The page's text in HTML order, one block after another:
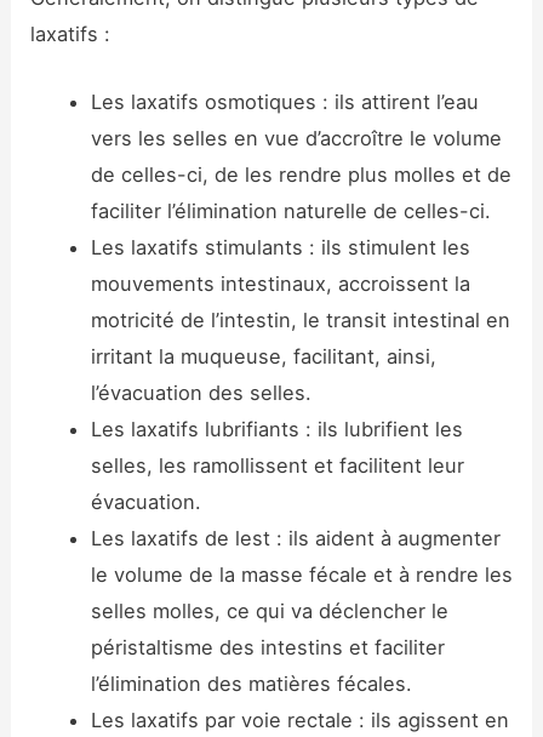
laxatifs :
Les laxatifs osmotiques : ils attirent l’eau
vers les selles en vue d’accroître le volume
de celles-ci, de les rendre plus molles et de
faciliter l’élimination naturelle de celles-ci.
Les laxatifs stimulants : ils stimulent les
mouvements intestinaux, accroissent la
motricité de l’intestin, le transit intestinal en
irritant la muqueuse, facilitant, ainsi,
l’évacuation des selles.
Les laxatifs lubrifiants : ils lubrifient les
selles, les ramollissent et facilitent leur
évacuation.
Les laxatifs de lest : ils aident à augmenter
le volume de la masse fécale et à rendre les
selles molles, ce qui va déclencher le
péristaltisme des intestins et faciliter
l’élimination des matières fécales.
Les laxatifs par voie rectale : ils agissent en